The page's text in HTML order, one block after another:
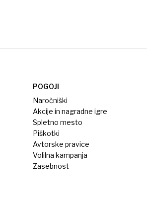
POGOJI
Naročniški
Akcije in nagradne igre
Spletno mesto
Piškotki
Avtorske pravice
Volilna kampanja
Zasebnost